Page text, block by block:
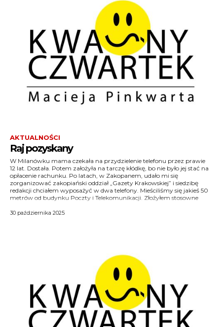
AKTUALNOŚCI
Raj pozyskany
W Milanówku mama czekała na przydzielenie telefonu przez prawie
12 lat. Dostała. Potem założyła na tarczę kłódkę, bo nie było jej stać na
opłacenie rachunku. Po latach, w Zakopanem, udało mi się
zorganizować zakopiański oddział „Gazety Krakowskiej” i siedzibę
redakcji chciałem wyposażyć w dwa telefony. Mieściliśmy się jakieś 50
metrów od budynku Poczty i Telekomunikacji. Złożyłem stosowne
podanie, a gdy telefonów wciąż nie było, poszedłem interweniować. W
rozmowie z dyrektorem argumentowałem, że redakcja dużo będzie
dzwonić i będzie płacić duże rachunki, na czym Telekomunikacja
zarobi, więc uprzejmie proszę… itd. Dyrektor wzruszył ramionami i
powiedział, że może i Telekomunikacja zarobi, ale – zapytał – co on z
tego będzie miał? Powiedziałem mu, że na przykład to, że tego co
30 października 2025